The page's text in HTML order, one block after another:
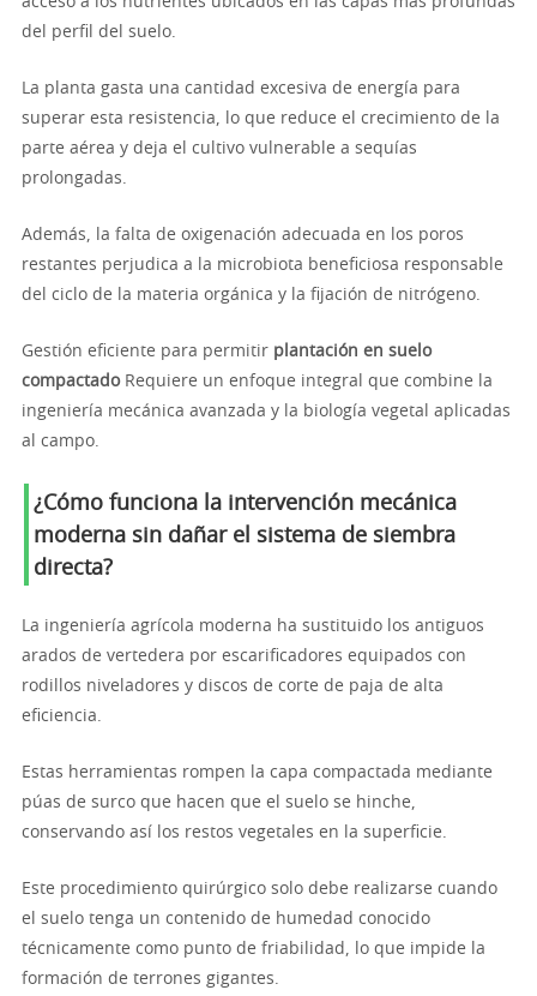
del perfil del suelo.
La planta gasta una cantidad excesiva de energía para
superar esta resistencia, lo que reduce el crecimiento de la
parte aérea y deja el cultivo vulnerable a sequías
prolongadas.
Además, la falta de oxigenación adecuada en los poros
restantes perjudica a la microbiota beneficiosa responsable
del ciclo de la materia orgánica y la fijación de nitrógeno.
Gestión eficiente para permitir plantación en suelo
compactadoRequiere un enfoque integral que combine la
ingeniería mecánica avanzada y la biología vegetal aplicadas
al campo.
¿Cómo funciona la intervención mecánica
moderna sin dañar el sistema de siembra
directa?
La ingeniería agrícola moderna ha sustituido los antiguos
arados de vertedera por escarificadores equipados con
rodillos niveladores y discos de corte de paja de alta
eficiencia.
Estas herramientas rompen la capa compactada mediante
púas de surco que hacen que el suelo se hinche,
conservando así los restos vegetales en la superficie.
Este procedimiento quirúrgico solo debe realizarse cuando
el suelo tenga un contenido de humedad conocido
técnicamente como punto de friabilidad, lo que impide la
formación de terrones gigantes.